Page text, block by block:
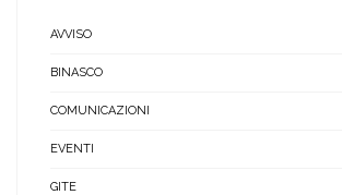
AVVISO
BINASCO
COMUNICAZIONI
EVENTI
GITE